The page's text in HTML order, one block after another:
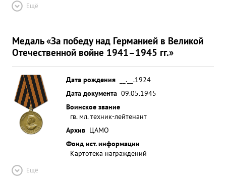
Ещё
Медаль «За победу над Германией в Великой
Отечественной войне 1941–1945 гг.»
Дата рождения
__.__.1924
Дата документа 09.05.1945
Воинское звание
гв. мл. техник-лейтенант
Архив ЦАМО
Фонд ист. информации
Картотека награждений
Ещё